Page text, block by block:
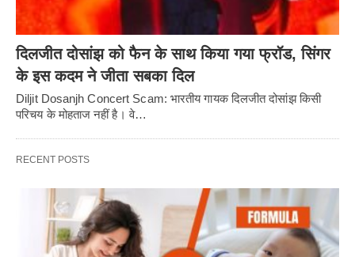
दिलजीत दोसांझ को फैन के साथ किया गया फ्रॉड, सिंगर
के इस कदम ने जीता सबका दिल
Diljit Dosanjh Concert Scam: भारतीय गायक दिलजीत दोसांझ किसी
परिचय के मोहताज नहीं है। वे…
RECENT POSTS